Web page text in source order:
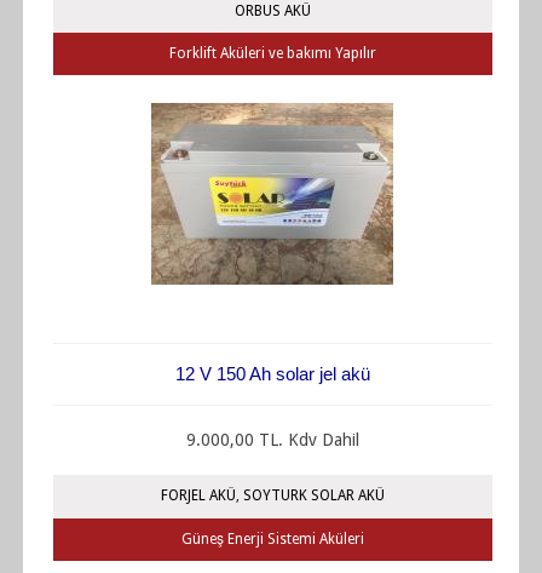
ORBUS AKÜ
Forklift Aküleri ve bakımı Yapılır
12 V 150 Ah solar jel akü
9.000,00 TL. Kdv Dahil
FORJEL AKÜ, SOYTURK SOLAR AKÜ
Güneş Enerji Sistemi Aküleri